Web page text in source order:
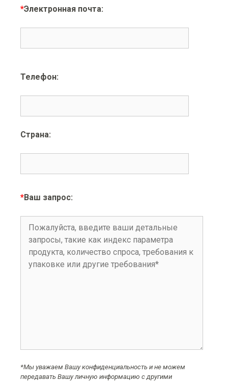
*Электронная почта:
Телефон:
Страна:
*Ваш запрос:
*Мы уважаем Вашу конфиденциальность и не можем
передавать Вашу личную информацию с другими